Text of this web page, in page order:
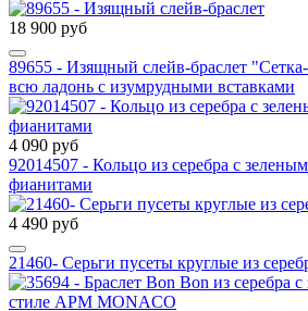
18 900 руб
89655 - Изящный слейв-браслет
всю ладонь с изумрудными вставками
4 090 руб
92014507 - Кольцо из серебра с
фианитами
4 490 руб
21460- Серьги пусеты круглые из